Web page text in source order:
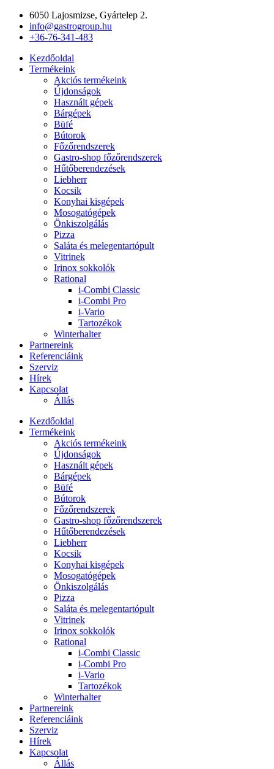
Ugrás
tartalomhoz
6050 Lajosmizse, Gyártelep 2.
info@gastrogroup.hu
+36-76-341-483
Kezdőoldal
Termékeink
Akciós termékeink
Újdonságok
Használt gépek
Bárgépek
Büfé
Bútorok
Főzőrendszerek
Gastro-shop főzőrendszerek
Hűtőberendezések
Liebherr
Kocsik
Konyhai kisgépek
Mosogatógépek
Önkiszolgálás
Pizza
Saláta és melegentartópult
Vitrinek
Irinox sokkolók
Rational
i-Combi Classic
i-Combi Pro
i-Vario
Tartozékok
Winterhalter
Partnereink
Referenciáink
Szerviz
Hírek
Kapcsolat
Állás
Kezdőoldal
Termékeink
Akciós termékeink
Újdonságok
Használt gépek
Bárgépek
Büfé
Bútorok
Főzőrendszerek
Gastro-shop főzőrendszerek
Hűtőberendezések
Liebherr
Kocsik
Konyhai kisgépek
Mosogatógépek
Önkiszolgálás
Pizza
Saláta és melegentartópult
Vitrinek
Irinox sokkolók
Rational
i-Combi Classic
i-Combi Pro
i-Vario
Tartozékok
Winterhalter
Partnereink
Referenciáink
Szerviz
Hírek
Kapcsolat
Állás